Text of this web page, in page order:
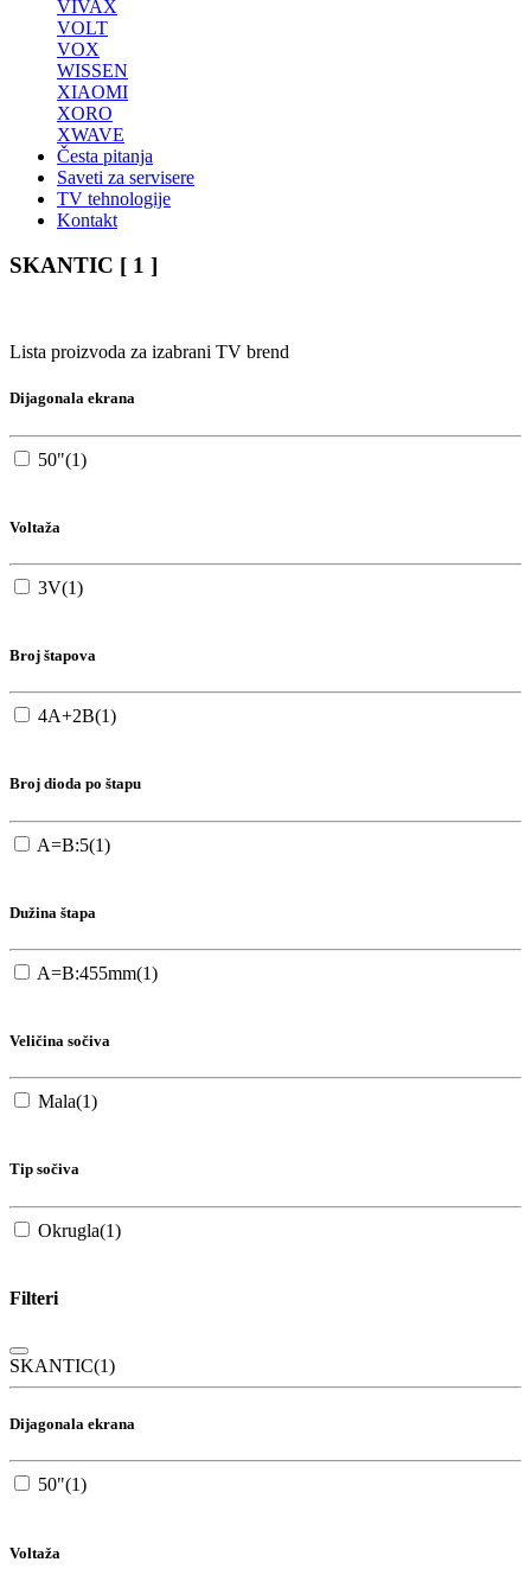
VIVAX
VOLT
VOX
WISSEN
XIAOMI
XORO
XWAVE
Česta pitanja
Saveti za servisere
TV tehnologije
Kontakt
SKANTIC [ 1 ]
Lista proizvoda za izabrani TV brend
Dijagonala ekrana
50"(1)
Voltaža
3V(1)
Broj štapova
4A+2B(1)
Broj dioda po štapu
A=B:5(1)
Dužina štapa
A=B:455mm(1)
Veličina sočiva
Mala(1)
Tip sočiva
Okrugla(1)
Filteri
SKANTIC(1)
Dijagonala ekrana
50"(1)
Voltaža